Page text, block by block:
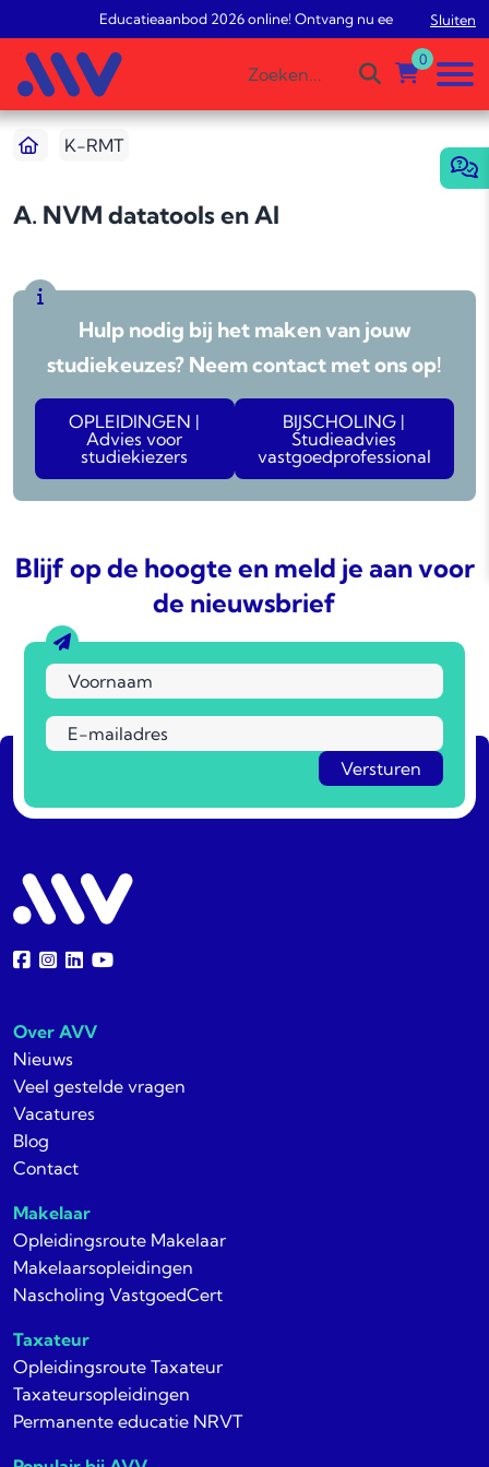
Educatieaanbod 2026 online! Ontvang nu een gratisSluiten
0
K-RMT
A. NVM datatools en AI
Hulp nodig bij het maken van jouw
studiekeuzes? Neem contact met ons op!
OPLEIDINGEN |
Advies voor
studiekiezers
BIJSCHOLING |
Studieadvies
vastgoedprofessional
Blijf op de hoogte en meld je aan voor
de nieuwsbrief
Over AVV
Nieuws
Veel gestelde vragen
Vacatures
Blog
Contact
Makelaar
Opleidingsroute Makelaar
Makelaarsopleidingen
Nascholing VastgoedCert
Taxateur
Opleidingsroute Taxateur
Taxateursopleidingen
Permanente educatie NRVT